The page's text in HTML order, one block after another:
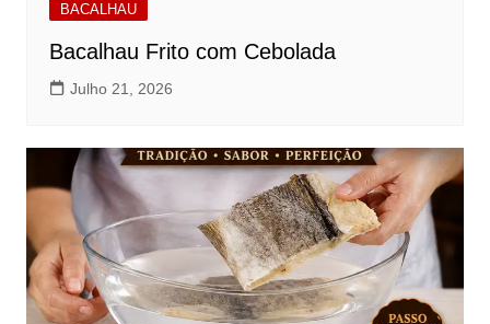
BACALHAU
Bacalhau Frito com Cebolada
Julho 21, 2026